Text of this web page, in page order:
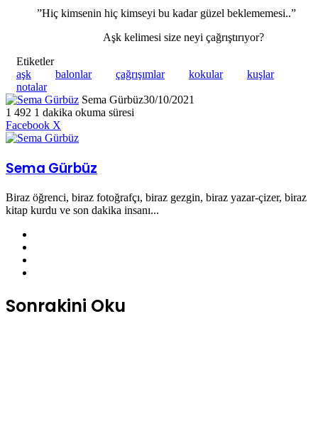
”Hiç kimsenin hiç kimseyi bu kadar güzel beklememesi..”
Aşk kelimesi size neyi çağrıştırıyor?
Etiketler
aşk
balonlar çağrışımlar kokular
kuşlar
notalar
Sema Gürbüz30/10/2021
1 492 1 dakika okuma süresi
Facebook X
Posta
paylaş
Sema Gürbüz
Biraz öğrenci, biraz fotoğrafçı, biraz gezgin, biraz yazar-çizer, biraz
kitap kurdu ve son dakika insanı...
Sonrakini Oku